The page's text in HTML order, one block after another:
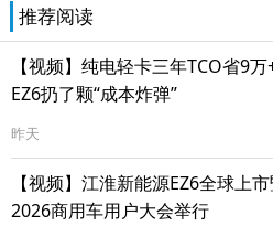
推荐阅读
【视频】纯电轻卡三年TCO省9万
EZ6扔了颗“成本炸弹”
昨天
【视频】江淮新能源EZ6全球上
2026商用车用户大会举行